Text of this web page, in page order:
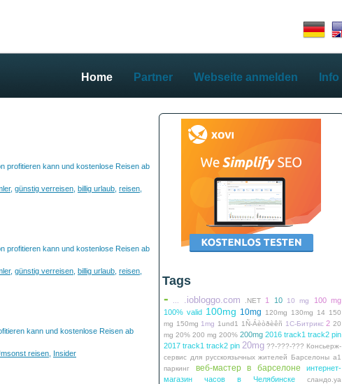
Home Partner Webseite anmelden Info
Tags
- .iobloggo.com .NET 1 10 10 mg
100 mg
100% valid 100mg 10mg 120mg 130mg 14
150
mg 150mg 1mg 1und1 1Ñ-Áèòðèêñ 1С-Битрикс 2 20
mg 20% 200 mg 200% 200mg 2016 track1 track2 pin
2017 track1 track2 pin 20mg ??-???-??? Консьерж-
сервис для русскоязычных жителей Барселоны а1
паркинг
веб-мастер в барселоне
интернет-
магазин часов в Челябинске
сландо.уа
profitieren kann und kostenlose Reisen ab
, günstig verreisen billig urlaub reisen
profitieren kann und kostenlose Reisen ab
, günstig verreisen billig urlaub reisen
kann und kostenlose Reisen ab
reisen Insider